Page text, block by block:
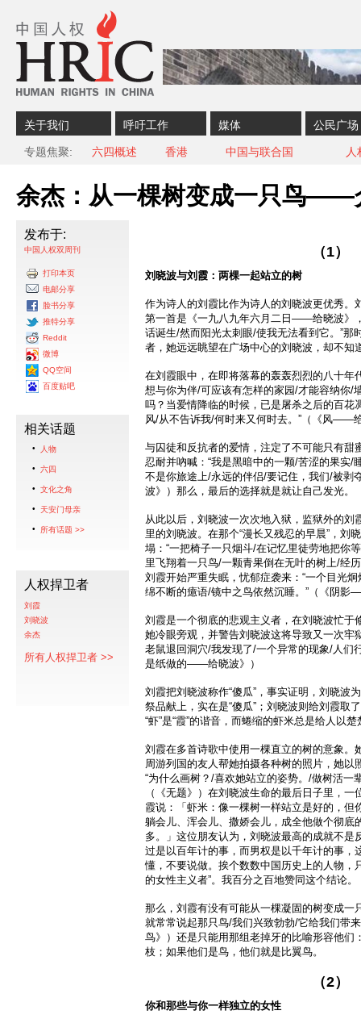
关于我们 呼吁工作 媒体 公民广场
专题焦聚 六四概述 香港 中国与联合国 人
余杰：从一棵树变成一只鸟——
发布于:
中国人权双周刊
打印本页
电邮分享
脸书分享
推特分享
Reddit
微博
QQ空间
百度贴吧
相关话题
人物
六四
文化之角
天安门母亲
所有话题 >>
人权捍卫者
刘霞
刘晓波
余杰
所有人权捍卫者 >>
（1）
刘晓波与刘霞：两棵一起站立的树
作为诗人的刘霞比作为诗人的刘晓波更优秀。
第一首是《一九八九年六月二日——给晓波》
话诞生/然而阳光太刺眼/使我无法看到它。”那
者，她远远眺望在广场中心的刘晓波，却不知
在刘霞眼中，在即将落幕的轰轰烈烈的八十年
想与你为伴/可应该有怎样的家园/才能容纳你/
吗？当爱情降临的时候，已是屠杀之后的百花
风/从不告诉我/何时来又何时去。”（《风——
与囚徒和反抗者的爱情，注定了不可能只有甜
忍耐并吶喊：“我是黑暗中的一颗/苦涩的果实/
不是你旅途上/永远的伴侣/要记住，我们/被
波》）那么，最后的选择就是就让自己发光。
从此以后，刘晓波一次次地入狱，监狱外的刘
里的刘晓波。在那个“漫长又残忍的早晨”，刘
塌：“一把椅子一只烟斗/在记忆里徒劳地把你
里飞翔着一只鸟/一颗青果倒在无叶的树上/经
刘霞开始严重失眠，忧郁症袭来：“一个目光
绵不断的癔语/镜中之鸟依然沉睡。”（《阴
刘霞是一个彻底的悲观主义者，在刘晓波忙于
她冷眼旁观，并警告刘晓波这将导致又一次牢
老鼠退回洞穴/我发现了/一个异常的现象/人们
是纸做的——给晓波》）
刘霞把刘晓波称作“傻瓜”，事实证明，刘晓波
祭品献上，实在是“傻瓜”；刘晓波则给刘霞取
“虾”是“霞”的谐音，而蜷缩的虾米总是给人以
刘霞在多首诗歌中使用一棵直立的树的意象。
周游列国的友人帮她拍摄各种树的照片，她以
“为什么画树？/喜欢她站立的姿势。/做树活一
（《无题》）在刘晓波生命的最后日子里，
霞说：「虾米：像一棵树一样站立是好的，但
躺会儿、浑会儿、撒娇会儿，成全他做个彻底
多。」这位朋友认为，刘晓波最高的成就不是
过是以百年计的事，而男权是以千年计的事，
懂，不要说做。挨个数数中国历史上的人物，
的女性主义者”。我百分之百地赞同这个结论。
那么，刘霞有没有可能从一棵凝固的树变成一
就常常说起那只鸟/我们兴致勃勃/它给我们带
鸟》）还是只能用那组老掉牙的比喻形容他们
枝；如果他们是鸟，他们就是比翼鸟。
（2）
你和那些与你一样独立的女性